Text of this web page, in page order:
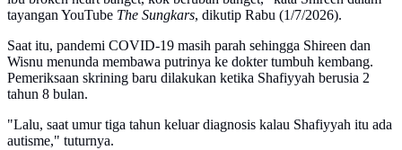
tayangan YouTube The Sungkars, dikutip Rabu (1/7/2026).
Saat itu, pandemi COVID-19 masih parah sehingga Shireen dan
Wisnu menunda membawa putrinya ke dokter tumbuh kembang.
Pemeriksaan skrining baru dilakukan ketika Shafiyyah berusia 2
tahun 8 bulan.
"Lalu, saat umur tiga tahun keluar diagnosis kalau Shafiyyah itu ada
autisme," tuturnya.